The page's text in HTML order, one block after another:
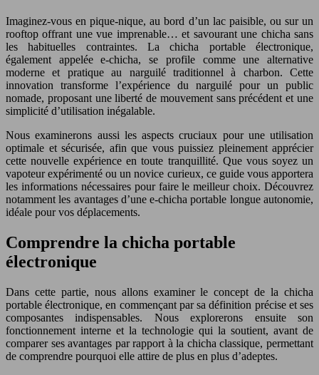
Imaginez-vous en pique-nique, au bord d’un lac paisible, ou sur un
rooftop offrant une vue imprenable… et savourant une chicha sans
les habituelles contraintes. La chicha portable électronique,
également appelée e-chicha, se profile comme une alternative
moderne et pratique au narguilé traditionnel à charbon. Cette
innovation transforme l’expérience du narguilé pour un public
nomade, proposant une liberté de mouvement sans précédent et une
simplicité d’utilisation inégalable.
Nous examinerons aussi les aspects cruciaux pour une utilisation
optimale et sécurisée, afin que vous puissiez pleinement apprécier
cette nouvelle expérience en toute tranquillité. Que vous soyez un
vapoteur expérimenté ou un novice curieux, ce guide vous apportera
les informations nécessaires pour faire le meilleur choix. Découvrez
notamment les avantages d’une e-chicha portable longue autonomie,
idéale pour vos déplacements.
Comprendre la chicha portable
électronique
Dans cette partie, nous allons examiner le concept de la chicha
portable électronique, en commençant par sa définition précise et ses
composantes indispensables. Nous explorerons ensuite son
fonctionnement interne et la technologie qui la soutient, avant de
comparer ses avantages par rapport à la chicha classique, permettant
de comprendre pourquoi elle attire de plus en plus d’adeptes.